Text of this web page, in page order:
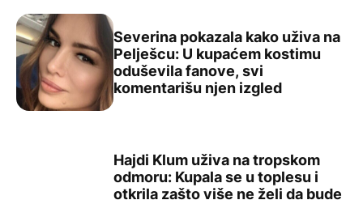
Severina pokazala kako uživa na Pelješcu: U
Severina pokazala kako uživa na
Pelješcu: U kupaćem kostimu
oduševila fanove, svi
komentarišu njen izgled
Hajdi Klum uživa na tropskom odmoru: Kupala se u
Hajdi Klum uživa na tropskom
odmoru: Kupala se u toplesu i
otkrila zašto više ne želi da bude